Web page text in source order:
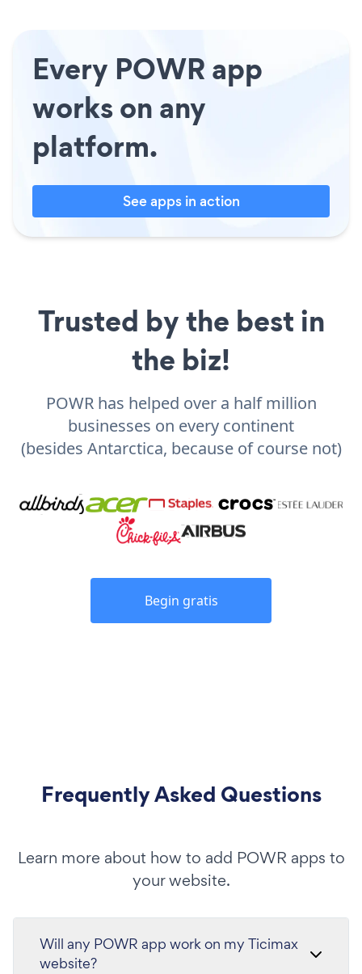
Every POWR app
works on any
platform.
See apps in action
Trusted by the best in
the biz!
POWR has helped over a half million
businesses on every continent
(besides Antarctica, because of course not)
Begin gratis
Frequently Asked Questions
Learn more about how to add POWR apps to
your website.
Will any POWR app work on my Ticimax
website?